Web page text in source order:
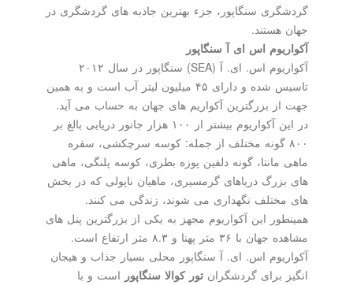
گردشگری سنگاپور، جزء بهترین جاذبه های گردشگری در
جهان هستند.
آكواریوم اس ای آ سنگاپور
آكواریوم اس. ای. آ (SEA) سنگاپور در سال ۲۰۱۲
تاسیس شده و دارای ۴۵ میلیون لیتر آب است و به همین
جهت از بزرگترین آكواریم های جهان به حساب می آید.
در این آكواریوم بیشتر از ۱۰۰ هزار جانور دریایی بالغ بر
۸۰۰ گونه مختلف از جمله: كوسه سرچكشی، سفره
ماهی مانتا، گونه دلفین پوزه بطری، كوسه پلنگی، ماهی
های بزرگ دریاهای گرمسیری، ماهیان ناپولی كه در بخش
های مختلف نگهداری می شوند، زندگی می كنند.
همینطور این آكواریوم مجهز به یكی از بزرگترین پنل های
مشاهده جهان با ۳۶ متر پهنا و ۸.۳ متر ارتفاع است.
آكواریوم اس. ای. آ سنگاپور محلی بسیار جذاب و هیجان
انگیز برای گردشگرانتور كوالا سنگاپور است و با